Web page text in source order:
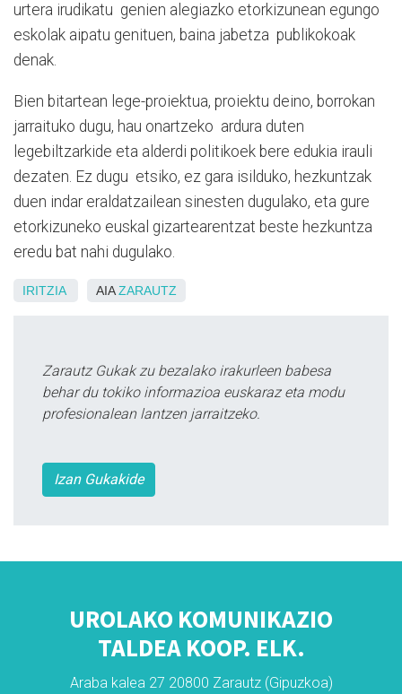
urtera irudikatu genien alegiazko etorkizunean egungo
eskolak aipatu genituen, baina jabetza publikokoak
denak.
Bien bitartean lege-proiektua, proiektu deino, borrokan
jarraituko dugu, hau onartzeko ardura duten
legebiltzarkide eta alderdi politikoek bere edukia irauli
dezaten. Ez dugu etsiko, ez gara isilduko, hezkuntzak
duen indar eraldatzailean sinesten dugulako, eta gure
etorkizuneko euskal gizartearentzat beste hezkuntza
eredu bat nahi dugulako.
IRITZIA AIAZARAUTZ
Zarautz Gukak zu bezalako irakurleen babesa
behar du tokiko informazioa euskaraz eta modu
profesionalean lantzen jarraitzeko.
Izan Gukakide
UROLAKO KOMUNIKAZIO
TALDEA KOOP. ELK.
Araba kalea 27 20800 Zarautz (Gipuzkoa)